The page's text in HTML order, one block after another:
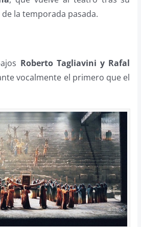
la temporada pasada.
Roberto Tagliavini y Rafal
vocalmente el primero que el